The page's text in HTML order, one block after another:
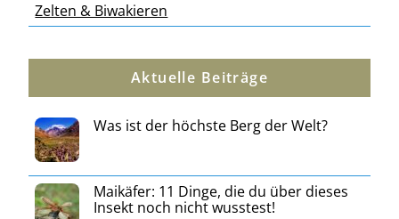
Zelten & Biwakieren
Aktuelle Beiträge
Was ist der höchste Berg der Welt?
Maikäfer: 11 Dinge, die du über dieses
Insekt noch nicht wusstest!